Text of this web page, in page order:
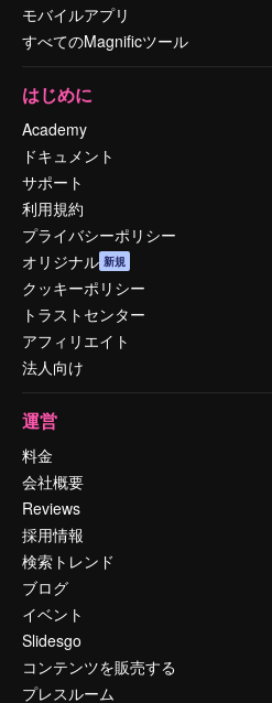
モバイルアプリ
すべてのMagnificツール
はじめに
Academy
ドキュメント
サポート
利用規約
プライバシーポリシー
オリジナル 新規
クッキーポリシー
トラストセンター
アフィリエイト
法人向け
運営
料金
会社概要
Reviews
採用情報
検索トレンド
ブログ
イベント
Slidesgo
コンテンツを販売する
プレスルーム